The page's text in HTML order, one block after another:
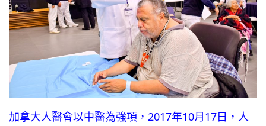
加拿大人醫會以中醫為強項，2017年10月17日，人